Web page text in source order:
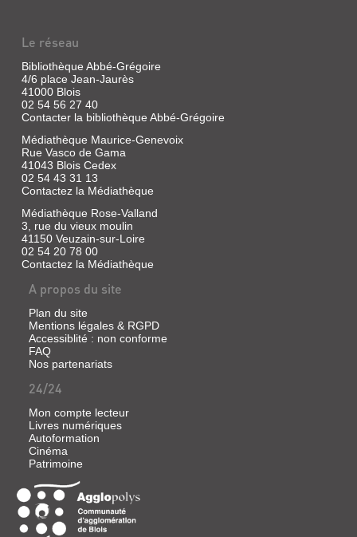
RUSSE
Livre
Dall'Ava,
Caroline
Nathan,
2010
(Les
petits
cailloux
du
monde)
Un
conte
russe
une
fille
est
poursuivie
par
une
terrifiante
sorcière,
Baba-
Yaga,
qui
souhaite
manger.
Heureusement,
rencontre
sur
son
chemin
Le réseau
Bibliothèque Abbé-Grégoire
4/6 place Jean-Jaurès
41000 Blois
02 54 56 27 40
Contacter la bibliothèque Abbé-Grégoire
Médiathèque Maurice-Genevoix
Rue Vasco de Gama
41043 Blois Cedex
02 54 43 31 13
Contactez la Médiathèque
Médiathèque Rose-Valland
3, rue du vieux moulin
41150 Veuzain-sur-Loire
02 54 20 78 00
Contactez la Médiathèque
A propos du site
Plan du site
Mentions légales & RGPD
Accessiblité : non conforme
FAQ
Nos partenariats
24/24
Mon compte lecteur
Livres numériques
Autoformation
Cinéma
Patrimoine